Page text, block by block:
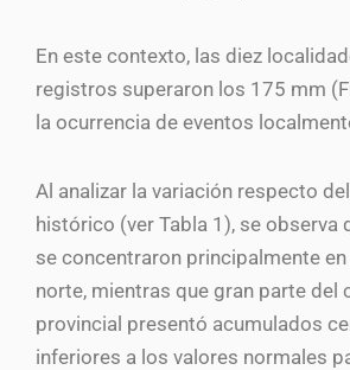
En este contexto, las diez
registros superaron los 175 mm
la ocurrencia de eventos
Al analizar la variación respecto
histórico (ver Tabla 1), se observa
se concentraron principalmente
norte, mientras que gran parte del
provincial presentó acumulados
inferiores a los valores normales